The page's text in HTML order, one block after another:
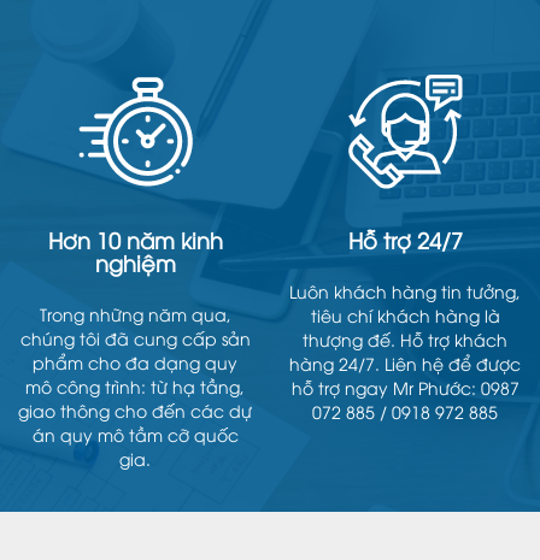
Hơn 10 năm kinh
nghiệm
Trong những năm qua,
chúng tôi đã cung cấp sản
phẩm cho đa dạng quy
mô công trình: từ hạ tầng,
giao thông cho đến các dự
án quy mô tầm cỡ quốc
gia.
Hỗ trợ 24/7
Luôn khách hàng tin tưởng,
tiêu chí khách hàng là
thượng đế. Hỗ trợ khách
hàng 24/7. Liên hệ để được
hỗ trợ ngay Mr Phước: 0987
072 885 / 0918 972 885